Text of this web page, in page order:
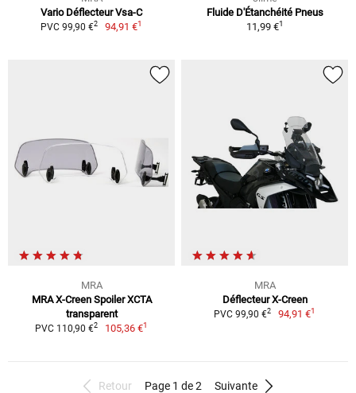
Vario Déflecteur Vsa-C
PVC 99,90 €2 94,91 €1
Fluide D'Étanchéité Pneus
11,99 €1
MRA
MRA X-Creen Spoiler XCTA
transparent
PVC 110,90 €2 105,36 €1
MRA
Déflecteur X-Creen
PVC 99,90 €2 94,91 €1
Retour Page 1 de 2 Suivante